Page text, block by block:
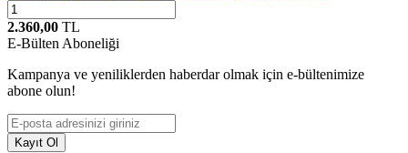
2.360,00 TL
E-Bülten Aboneliği
Kampanya ve yeniliklerden haberdar olmak için e-bültenimize
abone olun!
Kayıt Ol